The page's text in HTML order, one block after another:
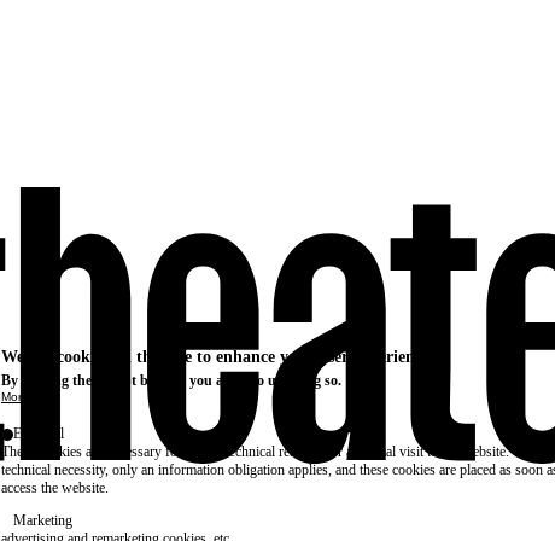
We use cookies on this site to enhance your user experience
By clicking the Accept button, you agree to us doing so.
More info
Essential
These cookies are necessary for purely technical reasons for a normal visit to the website. Given
technical necessity, only an information obligation applies, and these cookies are placed as soon
access the website.
Marketing